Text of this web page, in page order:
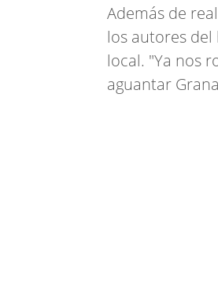
Además de
los autores
local. "Ya nos
aguantar